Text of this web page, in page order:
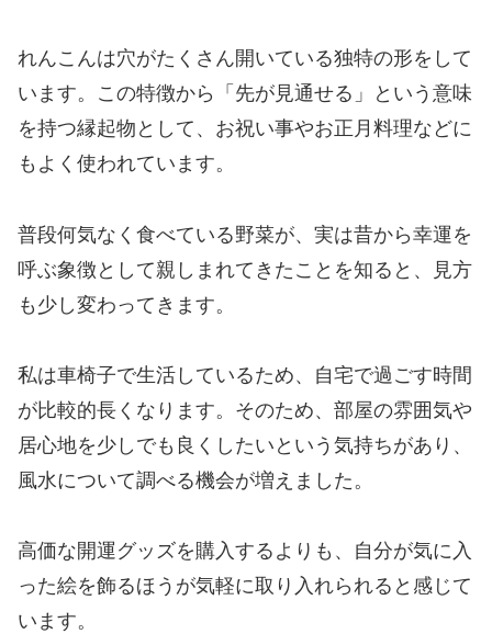
れんこんは穴がたくさん開いている独特の形をして
います。この特徴から「先が見通せる」という意味
を持つ縁起物として、お祝い事やお正月料理などに
もよく使われています。
普段何気なく食べている野菜が、実は昔から幸運を
呼ぶ象徴として親しまれてきたことを知ると、見方
も少し変わってきます。
私は車椅子で生活しているため、自宅で過ごす時間
が比較的長くなります。そのため、部屋の雰囲気や
居心地を少しでも良くしたいという気持ちがあり、
風水について調べる機会が増えました。
高価な開運グッズを購入するよりも、自分が気に入
った絵を飾るほうが気軽に取り入れられると感じて
います。